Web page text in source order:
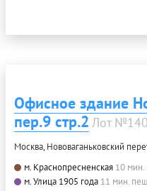
Офисное здание
пер.9 стр.2 Лот
Москва, Нововаганьковский
м. Краснопресненская 10
м. Улица 1905 года 11 мин.